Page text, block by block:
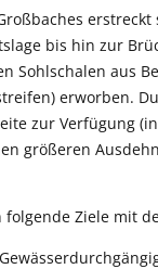
bis hin zur
Sohlschalen aus
erworben.
zur Verfügung
größeren
Ziele mit